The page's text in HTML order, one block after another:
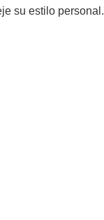
su estilo personal.